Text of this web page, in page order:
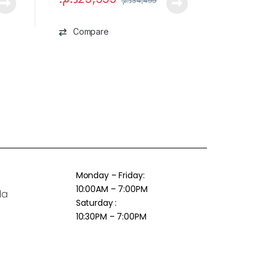
Compare
Monday – Friday:
10:00AM – 7:00PM
Saturday :
10:30PM – 7:00PM